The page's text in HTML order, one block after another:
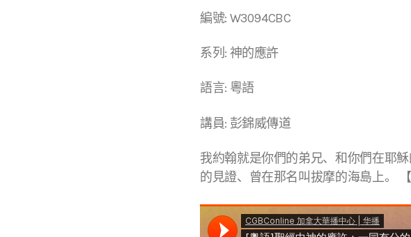
編號: W3094CBC
系列: 神的應許
語言: 粵語
講員: 彭錦威傳道
我約翰就是你們的弟兄、和你們在耶
的見證、曾在那名叫拔摩的海島上。 【